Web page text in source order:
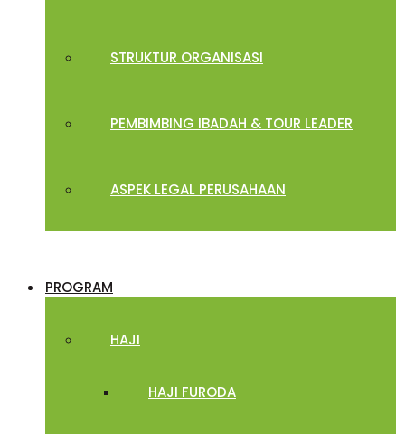
STRUKTUR ORGANISASI
PEMBIMBING IBADAH & TOUR LEADER
ASPEK LEGAL PERUSAHAAN
PROGRAM
HAJI
HAJI FURODA